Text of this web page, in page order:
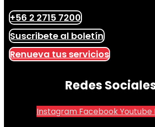
+56 2 2715 7200
Suscribete al boletín
Renueva tus servicios
Redes
Instagram FacebookYoutube